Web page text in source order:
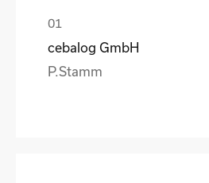
cebalog GmbH
P.Stamm